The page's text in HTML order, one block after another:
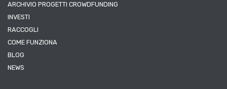
ARCHIVIO PROGETTI CROWDFUNDING
INVESTI
RACCOGLI
COME FUNZIONA
BLOG
NEWS